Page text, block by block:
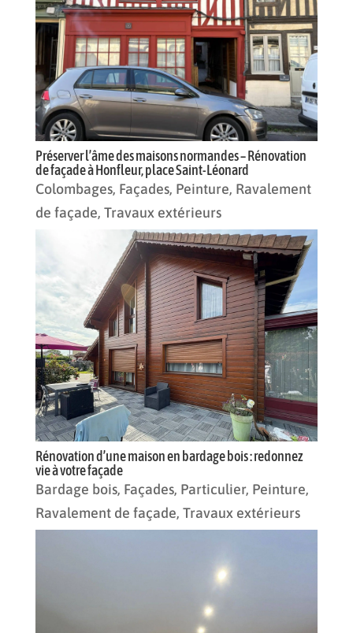
Préserver l’âme des maisons normandes – Rénovation
de façade à Honfleur, place Saint-Léonard
Colombages, Façades, Peinture, Ravalement
de façade, Travaux extérieurs
Rénovation d’une maison en bardage bois : redonnez
vie à votre façade
Bardage bois, Façades, Particulier, Peinture,
Ravalement de façade, Travaux extérieurs